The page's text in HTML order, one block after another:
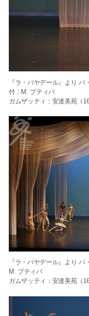
『ラ・バヤデール』より
付：M. プティパ
ガムザッティ：安達美苑
『ラ・バヤデール』より
M. プティパ
ガムザッティ：安達美苑